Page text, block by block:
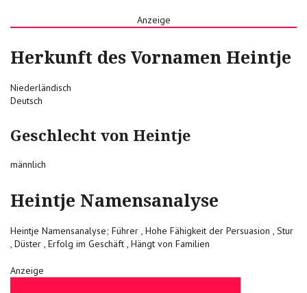
Anzeige
Herkunft des Vornamen Heintje
Niederländisch
Deutsch
Geschlecht von Heintje
männlich
Heintje Namensanalyse
Heintje Namensanalyse; Führer , Hohe Fähigkeit der Persuasion , Stur
, Düster , Erfolg im Geschäft , Hängt von Familien
Anzeige